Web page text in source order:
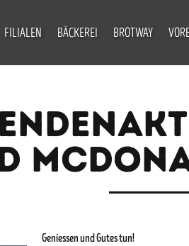
FILIALEN BÄCKEREI BROTWAY
Geniessen und Gutes tun!